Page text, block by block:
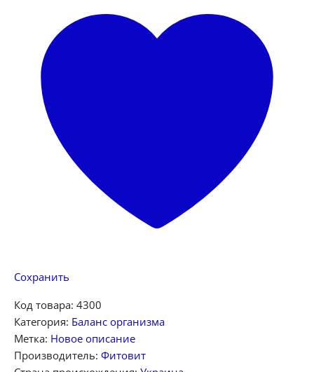
Сохранить
Код товара: 4300
Категория: Баланс организма
Метка: Новое описание
Производитель: Фитовит